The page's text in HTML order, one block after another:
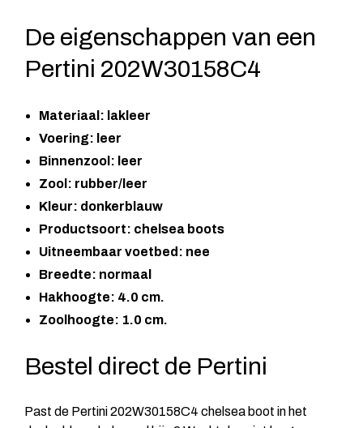
De eigenschappen van een
Pertini 202W30158C4
Materiaal: lakleer
Voering: leer
Binnenzool: leer
Zool: rubber/leer
Kleur: donkerblauw
Productsoort: chelsea boots
Uitneembaar voetbed: nee
Breedte: normaal
Hakhoogte: 4.0 cm.
Zoolhoogte: 1.0 cm.
Bestel direct de Pertini
Past de Pertini 202W30158C4 chelsea boot in het